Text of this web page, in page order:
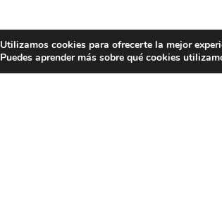
Utilizamos cookies para ofrecerte la mejor
Puedes aprender más sobre qué cookies